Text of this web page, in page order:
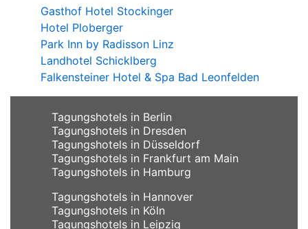
Gasthof Hotel Stockinger
Hotel Ploberger
Park Inn by Radisson Linz
Landhotel Schicklberg
Falkensteiner Hotel & Spa Bad Leonfelden
Tagungshotels in Berlin
Tagungshotels in Dresden
Tagungshotels in Düsseldorf
Tagungshotels in Frankfurt am Main
Tagungshotels in Hamburg
Tagungshotels in Hannover
Tagungshotels in Köln
Tagungshotels in Leipzig